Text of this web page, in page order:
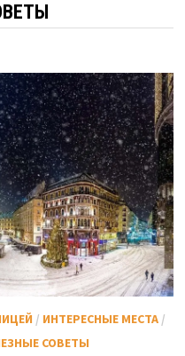
/ ИНТЕРЕСНЫЕ МЕСТА/
СОВЕТЫ